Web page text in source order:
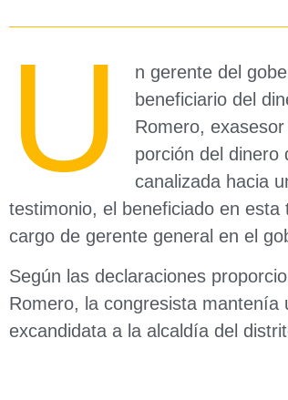
U
n gerente del
beneficiario del
Romero,
porción del dinero
canalizada hacia
testimonio, el beneficiado en
cargo de gerente general en el
Según las declaraciones
Romero, la congresista
excandidata a la alcaldía del